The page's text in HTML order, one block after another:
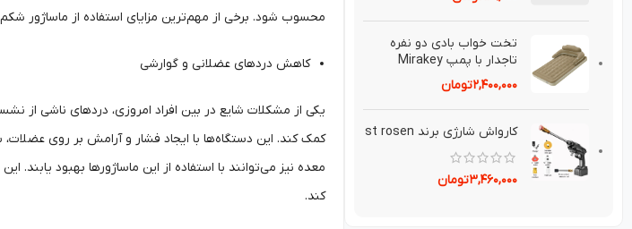
تخت خواب بادی دو نفره
تاجدار با پمپ Mirakey
۲,۴۰۰,۰۰۰تومان
کارواش شارژی برند st rosen
۳,۴۶۰,۰۰۰تومان
محسوب شود. برخی از مهم‌ترین مزایای استفاده از ماساژور
کاهش دردهای عضلانی و گوارشی
یکی از مشکلات شایع در بین افراد امروزی، دردهای ناشی از
کمک کند. این دستگاه‌ها با ایجاد فشار و آرامش بر روی
معده نیز می‌توانند با استفاده از این ماساژورها بهبود
کند.